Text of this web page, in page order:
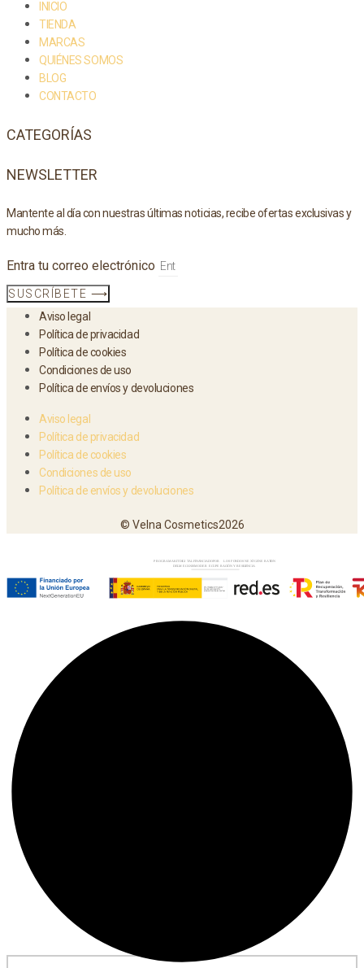
INICIO
TIENDA
MARCAS
QUIÉNES SOMOS
BLOG
CONTACTO
CATEGORÍAS
NEWSLETTER
Mantente al día con nuestras últimas noticias, recibe ofertas exclusivas y
mucho más.
Entra tu correo electrónico
SUSCRÍBETE ⟶
Aviso legal
Política de privacidad
Política de cookies
Condiciones de uso
Política de envíos y devoluciones
Aviso legal
Política de privacidad
Política de cookies
Condiciones de uso
Política de envíos y devoluciones
© Velna Cosmetics2026